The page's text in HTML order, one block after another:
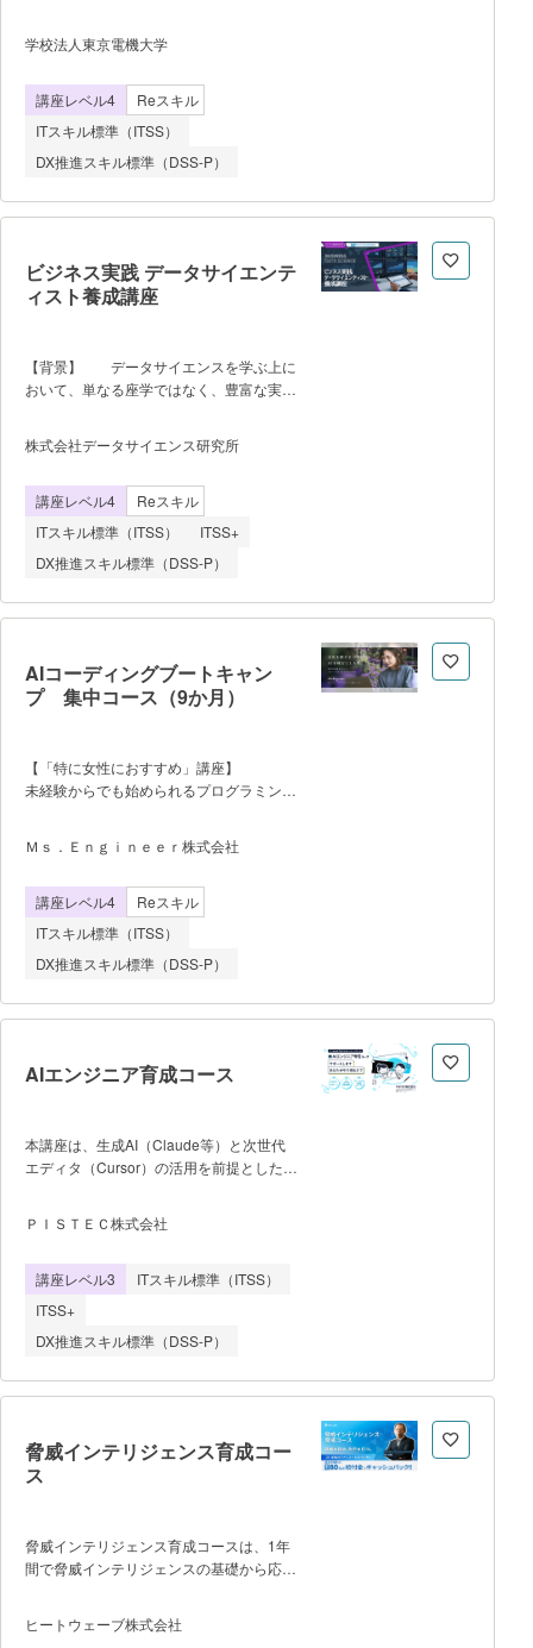
す。 最終実践課題：以上の学習内容を
います。 【学習の進め方につい
て】 当コースは実習・課題時間を週7
時間程度行い、週2回（合計2
加する人々のCyS意識を高める必要があり
ます。本プログラムは、社会構成員全員の
家を養成することを目的とします。本プロ
グラムの特色は、CyS技術領域のみの教育
ではなく、法律・経済・外交・心理・倫理
等の分野で、CySに関わりのある内容も高
用・折衝・監査等も先導可能な高度CyS専
学校法人東京電機大学
講座レベル4
Reスキル
ITスキル標準（ITSS）
DX推進スキル標準（DSS-P）
ビジネス実践 データサイエンテ
ィスト養成講座
【背景】 データサイエンスを学ぶ上に
おいて、単なる座学ではなく、豊富な実務
た。 【全体的な流れ】 1）分析の
基礎、考え方を理解する（EXCEL）
ぶ。 3）オープンデータの種類、ビジ
ネスへの使い方について学ぶ。 4）具
体的なビジネス事例を解決するための演習
を行い、実践力を獲得する。 5）課題
る。 ・各科目ごとに演習課題が出され
行われます。 ・プレゼンテーションに
おいては、受講者からのグループディスカ
ッションも行われます。 【講師につい
は同時収録され、アーカイブによる復習、
及びご質問は受講後1年間可能です。
株式会社データサイエンス研究所
講座レベル4
Reスキル
ITスキル標準（ITSS）
ITSS+
DX推進スキル標準（DSS-P）
AIコーディングブートキャン
プ 集中コース（9か月）
【「特に女性におすすめ」講座】
未経験からでも始められるプログラミング
せる実践的な学習を組み合わせた講座で
す。 仕事と学習を両立してITエンジニ
を目指します。 ■プログラミング
基礎学習 - 自分のペースで学べるオン
ライン学習期間 - 定期的な授業で挫折
しないで学べる環境 ■ITエンジニ
式で授業 - チーム開発演習で実践的な
Agentを活用した最先端のAI開発総合演
習 - エンジニア転職を支援するキャリ
境【満足度90%以上】 - アンコンシャ
ス・バイアスを取り除き、心理的安全性の
「質問がしやすい」、「女性ならではの悩
す。 2. ライフスタイルに合わせて
学べる環境 昼間の「全日コース」だけ
でなく、社会人が働きながら学べる「夜間
コース」も実施さ
Ｍｓ．Ｅｎｇｉｎｅｅｒ株式会社
講座レベル4
Reスキル
ITスキル標準（ITSS）
DX推進スキル標準（DSS-P）
AIエンジニア育成コース
本講座は、生成AI（Claude等）と次世代
エディタ（Cursor）の活用を前提としたモ
ーションの企画・要件定義から実装、
AWSやPaaSでのインフラ構築、CI/CDを
できる次世代型のフルスタックエンジニア
を育成することを目的としています。
らず、AIをアシスタントとして駆使しなが
るプロフェッショナル人材を輩出しま
オンライン動画学習および実践課題の提出
（自走型） ・最低催行人数：1名から
受講可能 ・定員上限：30名/月（※受講
（カリキュラム） ・導入編：Cursorと
Claude Codeの連携、Dockerを用いたAI
策定。 ・初級編：タスク管理アプリを
ＰＩＳＴＥＣ株式会社
講座レベル3
ITスキル標準（ITSS）
ITSS+
DX推進スキル標準（DSS-P）
脅威インテリジェンス育成コー
ス
脅威インテリジェンス育成コースは、1年
間で脅威インテリジェンスの基礎から応
活躍できる“即戦力アナリスト”を育成する
プログラムです。 ランサムウェア、
ヒートウェーブ株式会社